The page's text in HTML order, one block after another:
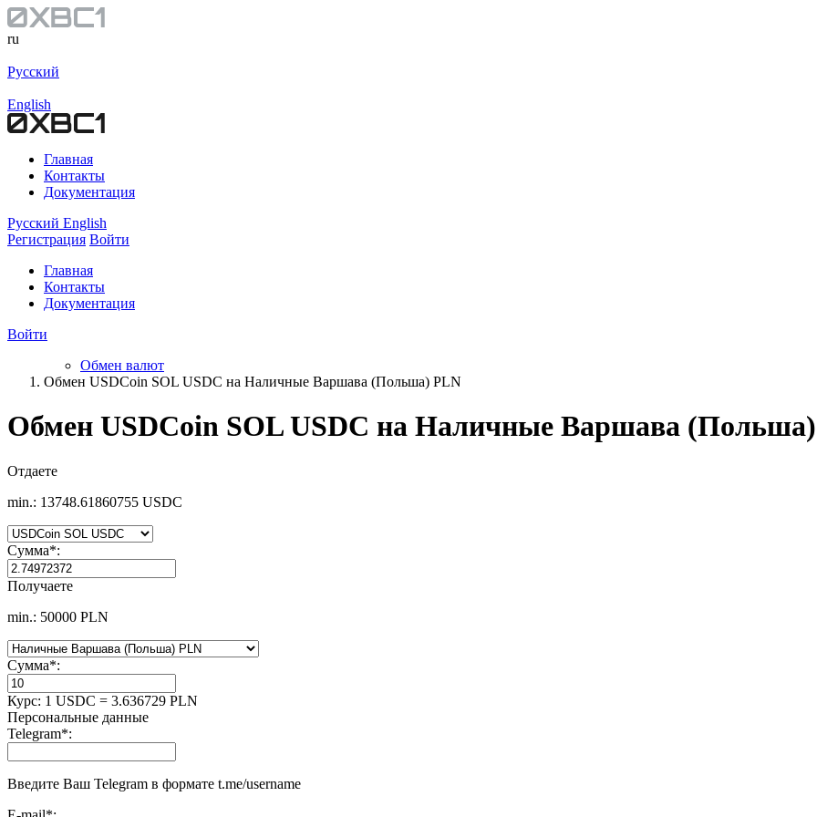
ru
Русский
English
Главная
Контакты
Документация
Русский English
Регистрация Войти
Главная
Контакты
Документация
Войти
Обмен валют
Обмен USDCoin SOL USDC на Наличные Варшава (Польша) PLN
Обмен USDCoin SOL USDC на Наличные Варшава
Отдаете
min.: 13748.61860755 USDC
Сумма*:
Получаете
min.: 50000 PLN
Сумма*:
Курс: 1 USDC = 3.636729 PLN
Персональные данные
Telegram*:
Введите Ваш Telegram в формате t.me/username